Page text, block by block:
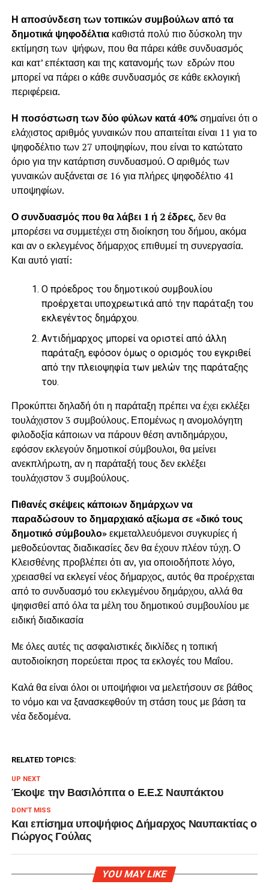
Η αποσύνδεση των τοπικών συμβούλων από τα
δημοτικά ψηφοδέλτια καθιστά πολύ πιο δύσκολη την
εκτίμηση των ψήφων, που θα πάρει κάθε συνδυασμός
και κατ’ επέκταση και της κατανομής των εδρών που
μπορεί να πάρει ο κάθε συνδυασμός σε κάθε εκλογική
περιφέρεια.
Η ποσόστωση των δύο φύλων κατά 40%σημαίνει ότι ο
ελάχιστος αριθμός γυναικών που απαιτείται είναι 11 για το
ψηφοδέλτιο των 27 υποψηφίων, που είναι το κατώτατο
όριο για την κατάρτιση συνδυασμού. Ο αριθμός των
γυναικών αυξάνεται σε 16 για πλήρες ψηφοδέλτιο 41
υποψηφίων.
Ο συνδυασμός που θα λάβει 1 ή 2 έδρες, δεν θα
μπορέσει να συμμετέχει στη διοίκηση του δήμου, ακόμα
και αν ο εκλεγμένος δήμαρχος επιθυμεί τη συνεργασία.
Και αυτό γιατί:
Ο πρόεδρος του δημοτικού συμβουλίου
προέρχεται υποχρεωτικά από την παράταξη του
εκλεγέντος δημάρχου.
Αντιδήμαρχος μπορεί να οριστεί από άλλη
παράταξη, εφόσον όμως ο ορισμός του εγκριθεί
από την πλειοψηφία των μελών της παράταξης
του.
Προκύπτει δηλαδή ότι η παράταξη πρέπει να έχει εκλέξει
τουλάχιστον 3 συμβούλους. Επομένως η ανομολόγητη
φιλοδοξία κάποιων να πάρουν θέση αντιδημάρχου,
εφόσον εκλεγούν δημοτικοί σύμβουλοι, θα μείνει
ανεκπλήρωτη, αν η παράταξή τους δεν εκλέξει
τουλάχιστον 3 συμβούλους.
Πιθανές σκέψεις κάποιων δημάρχων να
παραδώσουν το δημαρχιακό αξίωμα σε «δικό τους
δημοτικό σύμβουλο»εκμεταλλευόμενοι συγκυρίες ή
μεθοδεύοντας διαδικασίες δεν θα έχουν πλέον τύχη. Ο
Κλεισθένης προβλέπει ότι αν, για οποιοδήποτε λόγο,
χρειασθεί να εκλεγεί νέος δήμαρχος, αυτός θα προέρχεται
από το συνδυασμό του εκλεγμένου δημάρχου, αλλά θα
ψηφισθεί από όλα τα μέλη του δημοτικού συμβουλίου με
ειδική διαδικασία
Με όλες αυτές τις ασφαλιστικές δικλίδες η τοπική
αυτοδιοίκηση πορεύεται προς τα εκλογές του Μαΐου.
Καλά θα είναι όλοι οι υποψήφιοι να μελετήσουν σε βάθος
το νόμο και να ξανασκεφθούν τη στάση τους με βάση τα
νέα δεδομένα.
RELATED TOPICS:
UP NEXT
Έκοψε την Βασιλόπιτα ο Ε.Ε.Σ Ναυπάκτου
DON'T MISS
Και επίσημα υποψήφιος Δήμαρχος Ναυπακτίας ο
Γιώργος Γούλας
YOU MAY LIKE